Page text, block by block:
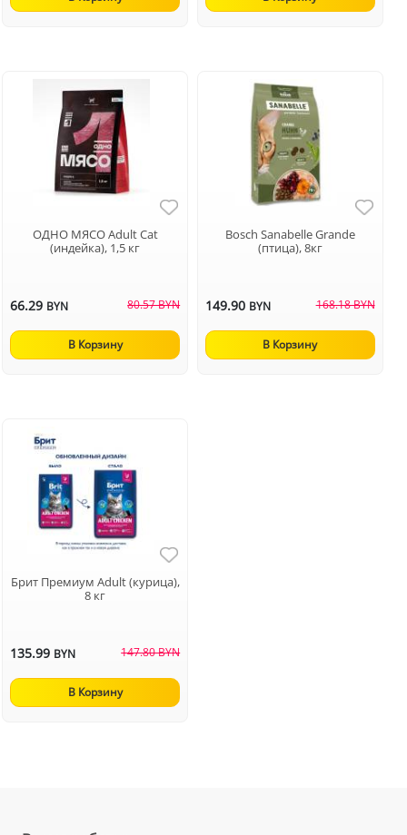
ОДНО МЯСО Adult Cat
(индейка), 1,5 кг
66.29 BYN 80.57 BYN
В Корзину
Bosch Sanabelle Grande
(птица), 8кг
149.90 BYN 168.18 BYN
В Корзину
Брит Премиум Adult (курица),
8 кг
135.99 BYN 147.80 BYN
В Корзину